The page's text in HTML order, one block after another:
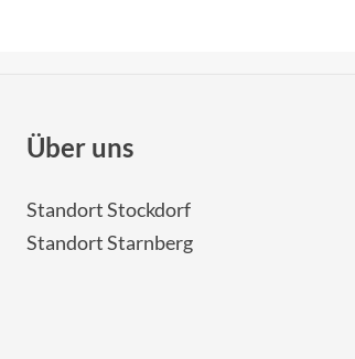
Über uns
Standort Stockdorf
Standort Starnberg